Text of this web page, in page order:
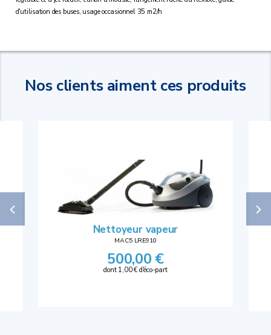
d'utilisation des buses, usage occasionnel 35 m2/h
Nos clients aiment ces produits
Nettoyeur vapeur
MAC5 LRE910
500,00 €
dont 1,00 € d'éco-part